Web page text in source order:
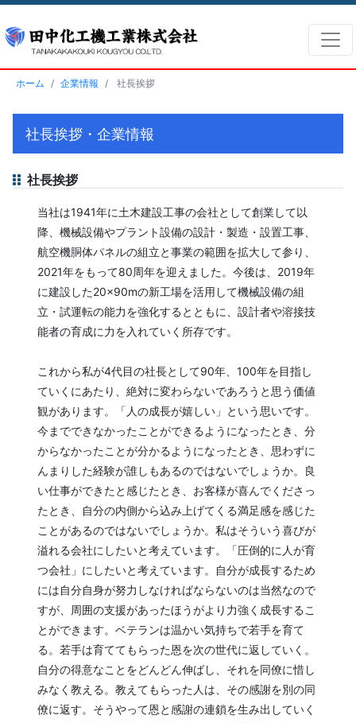
ホーム 企業情報 社長挨拶
社長挨拶・企業情報
社長挨拶
当社は1941年に土木建設工事の会社として創業して以
降、機械設備やプラント設備の設計・製造・設置工事、
航空機胴体パネルの組立と事業の範囲を拡大して参り、
2021年をもって80周年を迎えました。今後は、2019年
に建設した20×90mの新工場を活用して機械設備の組
立・試運転の能力を強化するとともに、設計者や溶接技
能者の育成に力を入れていく所存です。
これから私が4代目の社長として90年、100年を目指し
ていくにあたり、絶対に変わらないであろうと思う価値
観があります。「人の成長が嬉しい」という思いです。
今までできなかったことができるようになったとき、分
からなかったことが分かるようになったとき、思わずに
んまりした経験が誰しもあるのではないでしょうか。良
い仕事ができたと感じたとき、お客様が喜んでくださっ
たとき、自分の内側から込み上げてくる満足感を感じた
ことがあるのではないでしょうか。私はそういう喜びが
溢れる会社にしたいと考えています。「圧倒的に人が育
つ会社」にしたいと考えています。自分が成長するため
には自分自身が努力しなければならないのは当然なので
すが、周囲の支援があったほうがより力強く成長するこ
とができます。ベテランは温かい気持ちで若手を育て
る。若手は育ててもらった恩を次の世代に返していく。
自分の得意なことをどんどん伸ばし、それを同僚に惜し
みなく教える。教えてもらった人は、その感謝を別の同
僚に返す。そうやって恩と感謝の連鎖を生み出していく